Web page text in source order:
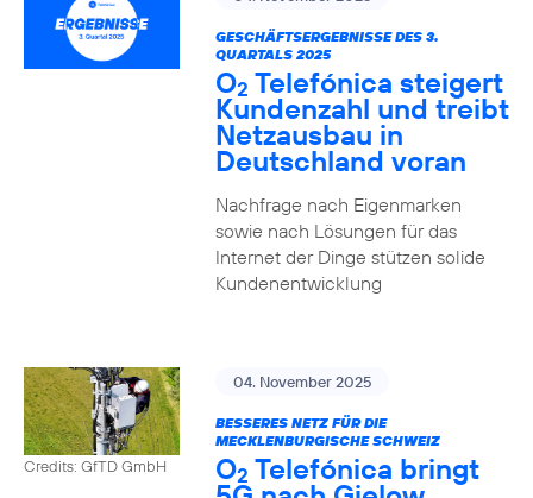
GESCHÄFTSERGEBNISSE DES 3.
QUARTALS 2025
O2 Telefónica steigert
Kundenzahl und treibt
Netzausbau in
Deutschland voran
Nachfrage nach Eigenmarken
sowie nach Lösungen für das
Internet der Dinge stützen solide
Kundenentwicklung
Credits: GfTD GmbH
04. November 2025
BESSERES NETZ FÜR DIE
MECKLENBURGISCHE SCHWEIZ
O2 Telefónica bringt